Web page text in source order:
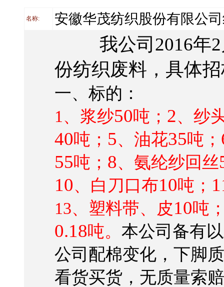
名称: 安徽华茂纺织股份有限公
我公司 2016年2
份纺织废料，具体
一、标的：
1、浆纱50吨； 2、纱
40吨； 5、油花35吨；
55吨； 8、氨纶纱回丝
10、白刀口布10吨；
13、塑料带、皮10吨
0.18吨。 本公司备有
公司配棉变化，下脚
看货买货，无质量索